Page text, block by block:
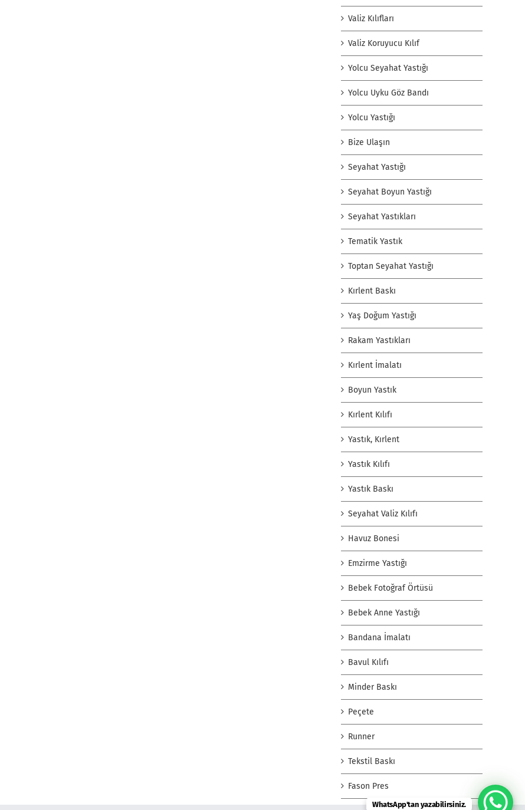
Valiz Kılıfları
Valiz Koruyucu Kılıf
Yolcu Seyahat Yastığı
Yolcu Uyku Göz Bandı
Yolcu Yastığı
Bize Ulaşın
Seyahat Yastığı
Seyahat Boyun Yastığı
Seyahat Yastıkları
Tematik Yastık
Toptan Seyahat Yastığı
Kırlent Baskı
Yaş Doğum Yastığı
Rakam Yastıkları
Kırlent İmalatı
Boyun Yastık
Kırlent Kılıfı
Yastık, Kırlent
Yastık Kılıfı
Yastık Baskı
Seyahat Valiz Kılıfı
Havuz Bonesi
Emzirme Yastığı
Bebek Fotoğraf Örtüsü
Bebek Anne Yastığı
Bandana İmalatı
Bavul Kılıfı
Minder Baskı
Peçete
Runner
Tekstil Baskı
Fason Pres
WhatsApp'tan yazabilirsiniz.